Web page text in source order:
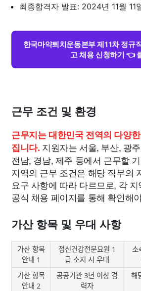
최종합격자 발표: 2024년 11월 11
한국마약퇴치운동본부 제11차 정규
고 채용 신청하기 👈
근무 조건 및 환경
근무지는 대한민국 전역의 다양
집니다. 지원자는 서울, 부산, 광
전남, 경남, 제주 등에서 근무할
지역의 근무 조건은 해당 직무의
요구 사항에 따라 다르므로, 각
공식 채용 페이지를 통해 확인해
가산 항목 및 우대 사항
가산 항목
안내 1
정신건강전문요원 1
급 소지 시 우대
소
가산 항목
안내 2
공공기관 3년 이상 경
력자
해